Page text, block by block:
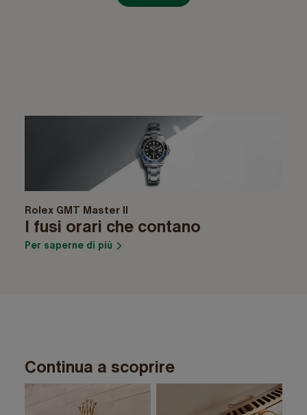
Rolex GMT Master II
I fusi orari che contano
Per saperne di più
Continua a scoprire